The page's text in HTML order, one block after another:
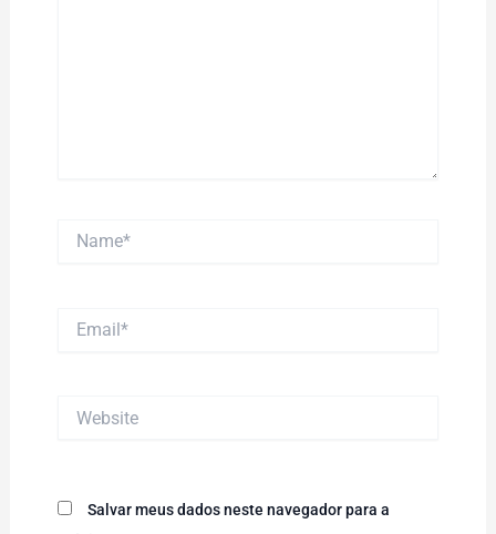
Salvar meus dados neste navegador para a